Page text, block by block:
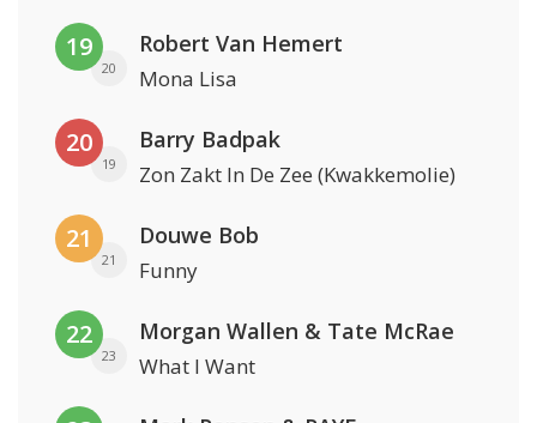
19
20
Robert Van Hemert
Mona Lisa
20
19
Barry Badpak
Zon Zakt In De Zee (Kwakkemolie)
21
21
Douwe Bob
Funny
22
23
Morgan Wallen & Tate McRae
What I Want